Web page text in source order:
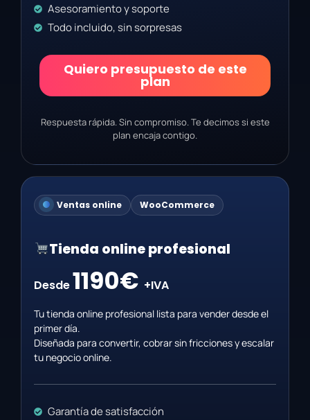
Asesoramiento y soporte
Todo incluido, sin sorpresas
Quiero presupuesto de este
plan
Respuesta rápida. Sin compromiso. Te decimos si este
plan encaja contigo.
Ventas online WooCommerce
Tienda online profesional
Desde1190€ +IVA
Tu tienda online profesional lista para vender desde el
primer día.
Diseñada para convertir, cobrar sin fricciones y escalar
tu negocio online.
Garantía de satisfacción